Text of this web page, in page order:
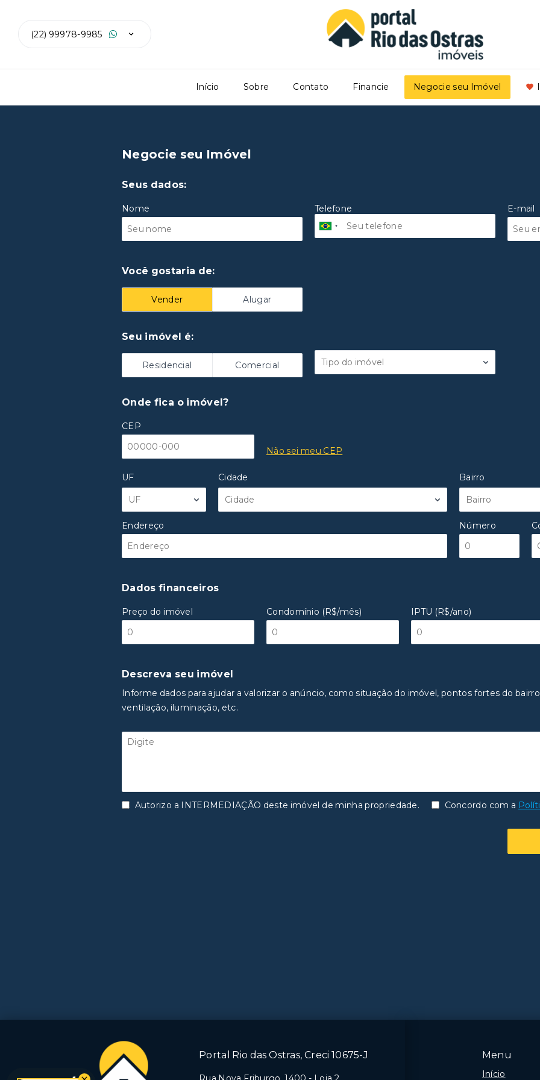
(22) 99978-9985
Início Sobre Contato Financie Negocie seu Imóvel
Negocie seu Imóvel
Seus dados:
Nome Telefone E-mail
Você gostaria de:
Vender Alugar
Seu imóvel é:
Residencial Comercial Tipo do imóvel
Onde fica o imóvel?
CEP
Não sei meu CEP
UF
UF
Cidade
Cidade
Bairro
Bairro
Endereço Número
Dados financeiros
Preço do imóvel Condomínio (R$/mês) IPTU (R$/ano)
Descreva seu imóvel
Informe dados para ajudar a valorizar o anúncio, como situação do imóvel, pontos fortes do
ventilação, iluminação, etc.
Autorizo a INTERMEDIAÇÃO deste imóvel de minha propriedade. Concordo com a
Menu
Início
Portal Rio das Ostras, Creci 10675-J